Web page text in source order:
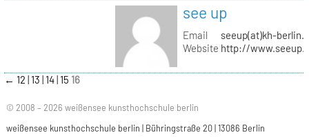
see up
Email
seeup(at)kh-
Website http://
← 12 13 14 15 16
© 2008 – 2026 weißensee kunsthochschule berlin
weißensee kunsthochschule berlin | Bühringstraße 20 | 13086 Berlin